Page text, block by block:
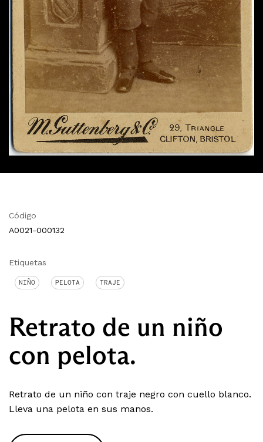
Código
A0021-000132
Etiquetas
NIÑO PELOTA TRAJE
Retrato de un niño
con pelota.
Retrato de un niño con traje negro con cuello blanco.
Lleva una pelota en sus manos.